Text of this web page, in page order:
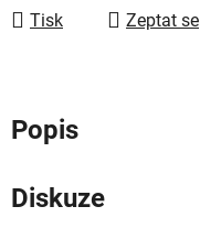
Tisk Zeptat se
Popis
Diskuze